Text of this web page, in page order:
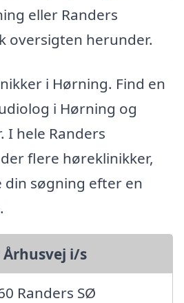
eller Randers
oversigten herunder.
i Hørning. Find en
i Hørning og
I hele Randers
flere høreklinikker,
din søgning efter en
i/s
Randers SØ